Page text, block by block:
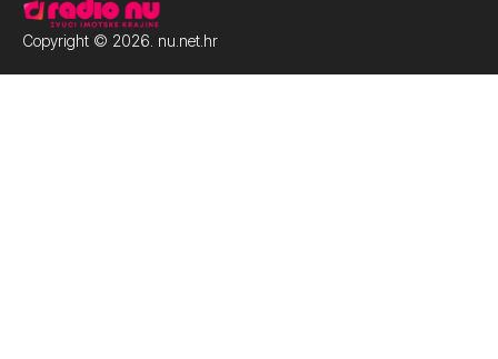
Copyright © 2026. nu.net.hr